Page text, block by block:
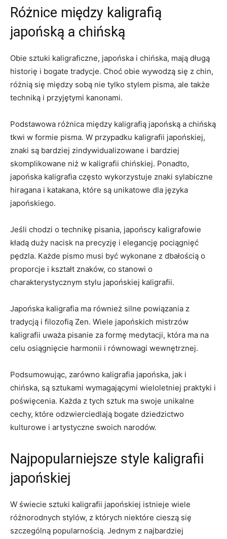
Różnice między​ kaligrafią
japońską​ a chińską
Obie sztuki ⁢kaligraficzne, japońska i chińska,⁤ mają ‌długą
historię ‌i bogate tradycje. Choć obie wywodzą się z chin,
różnią się między sobą nie tylko stylem ⁢pisma, ale także
techniką i przyjętymi⁤ kanonami.
Podstawowa różnica⁤ między kaligrafią japońską a chińską
tkwi w formie pisma. W przypadku kaligrafii japońskiej,
znaki są bardziej zindywidualizowane i bardziej
skomplikowane niż w kaligrafii chińskiej. Ponadto,
japońska kaligrafia‌ często wykorzystuje ⁣znaki sylabiczne
hiragana i katakana, które są ⁤unikatowe ‌dla języka
japońskiego.
Jeśli chodzi o technikę⁢ pisania, ⁢japońscy kaligrafowie
kładą ⁤duży nacisk na precyzję i elegancję pociągnięć
pędzla.​ Każde pismo musi ⁣być wykonane z dbałością o
proporcje i ⁣kształt znaków, co stanowi o
‍charakterystycznym stylu japońskiej⁤ kaligrafii.
Japońska‌ kaligrafia​ ma również silne powiązania z
tradycją i ‍filozofią Zen. Wiele japońskich mistrzów
kaligrafii uważa pisanie za formę medytacji, która ma na
celu osiągnięcie harmonii i równowagi wewnętrznej.
Podsumowując, zarówno kaligrafia japońska, jak i
chińska, są sztukami wymagającymi wieloletniej praktyki i
poświęcenia. Każda ⁣z tych sztuk ma‍ swoje unikalne
cechy, które odzwierciedlają bogate dziedzictwo
kulturowe ⁢i artystyczne swoich ​narodów.
Najpopularniejsze style⁤ kaligrafii
japońskiej
W świecie sztuki kaligrafii japońskiej ⁣istnieje wiele
różnorodnych stylów, z których ​niektóre cieszą się
szczególną popularnością. ​Jednym z najbardziej